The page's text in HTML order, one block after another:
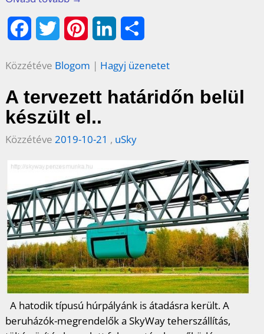
e
b
o
o
k
t
t
e
r
t
e
r
e
s
t
n
k
d
I
n
z
e
g
Közzétéve Blogom | Hagyj üzenetet
A tervezett határidőn belül
készült el..
Közzétéve 2019-10-21 , uSky
A hatodik típusú húrpályánk is átadásra került. A
beruházók-megrendelők a SkyWay teherszállítás,